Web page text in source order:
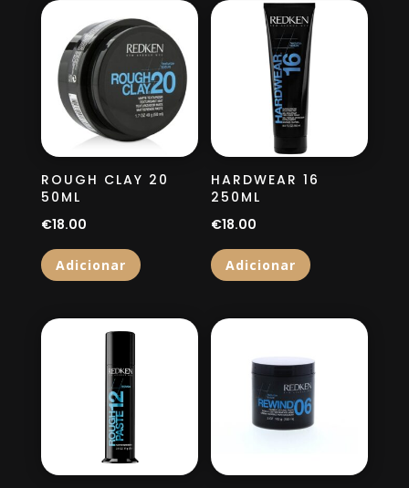
ROUGH CLAY 20
50ML
€18.00
Adicionar
HARDWEAR 16
250ML
€18.00
Adicionar